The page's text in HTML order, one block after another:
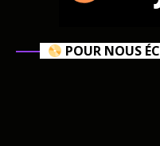
POUR NOUS